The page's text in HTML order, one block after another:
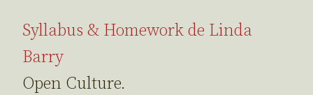
Syllabus & Homework de Linda
Barry
Open Culture.